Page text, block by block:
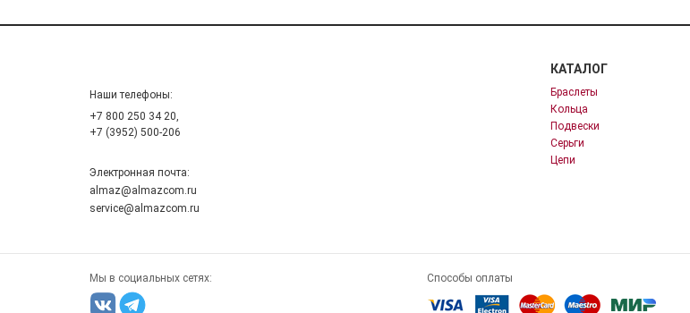
Наши телефоны:
+7 800 250 34 20,
+7 (3952) 500-206
Электронная почта:
almaz@almazcom.ru
service@almazcom.ru
КАТАЛОГ
Браслеты
Кольца
Подвески
Серьги
Цепи
Мы в социальных сетях: Способы оплаты